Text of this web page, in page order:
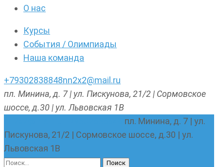
О нас
Курсы
События / Олимпиады
Наша команда
+79302838848nn2x2@mail.ru
пл. Минина, д. 7 | ул. Пискунова, 21/2 | Сормовское
шоссе, д.30 | ул. Львовская 1В
пл. Минина, д. 7 | ул.
Пискунова, 21/2 | Сормовское шоссе, д.30 | ул.
Львовская 1В
Найти: